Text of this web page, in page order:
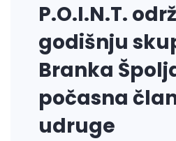
P.O.I.N.T.
godišnju
Branka
počasna
udruge